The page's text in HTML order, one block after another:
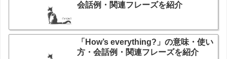
会話例・関連フレーズを紹介
「How’s everything?」の意味・使い
方・会話例・関連フレーズを紹介